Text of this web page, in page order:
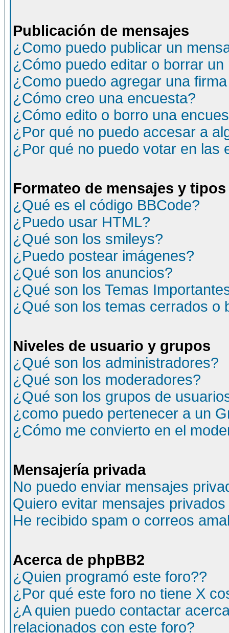
Publicación de mensajes
¿Como puedo publicar un
¿Cómo puedo editar o borrar un
¿Como puedo agregar una
¿Cómo creo una encuesta?
¿Cómo edito o borro una
¿Por qué no puedo accesar a
¿Por qué no puedo votar en las
Formateo de mensajes y
¿Qué es el código BBCode?
¿Puedo usar HTML?
¿Qué son los smileys?
¿Puedo postear imágenes?
¿Qué son los anuncios?
¿Qué son los Temas
¿Qué son los temas cerrados o
Niveles de usuario y grupos
¿Qué son los administradores?
¿Qué son los moderadores?
¿Qué son los grupos de
¿como puedo pertenecer a un
¿Cómo me convierto en el
Mensajería privada
No puedo enviar mensajes
Quiero evitar mensajes
He recibido spam o correos
Acerca de phpBB2
¿Quien programó este foro??
¿Por qué este foro no tiene X
¿A quien puedo contactar
relacionados con este foro?